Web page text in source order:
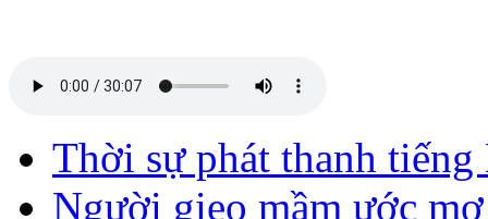
Thời sự phát thanh
Người gieo mầm ước